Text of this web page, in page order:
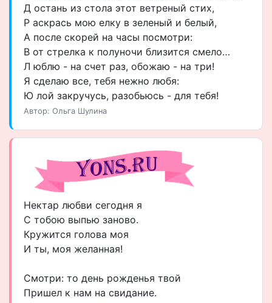
Д остань из стола этот ветреный стих,
Р аскрась мою елку в зеленый и белый,
А после скорей на часы посмотри:
В от стрелка к полуночи близится смело…
Л юблю - на счет раз, обожаю - на три!
Я сделаю все, тебя нежно любя:
Ю лой закручусь, разобьюсь - для тебя!
Автор: Ольга Шулина
Нектар любви сегодня я
С тобою выпью заново.
Кружится голова моя
И ты, моя желанная!
Смотри: то день рожденья твой
Пришел к нам на свидание.